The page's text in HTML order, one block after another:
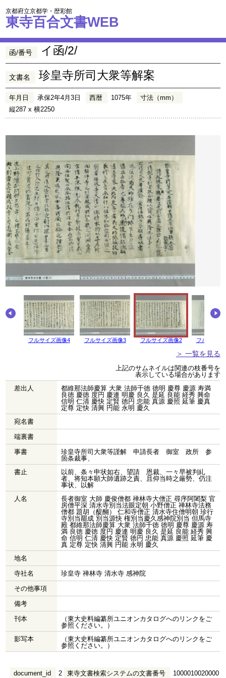
京都府立京都学・歴彩館
東寺百合文書WEB
函/番号 イ函/2/
文書名 珍皇寺所司大衆等解案
年月日 承保2年4月3日 西暦 1075年
寸法（mm）
縦287 x 横2250
フルサイズ画像4 フルサイズ画像3 フルサイズ画像2 フルサイズ
＞ 一覧を見る
上記のサムネイルは関連の枝番号を
表示している場合があります
差出人
都維那法師慶算 大衆 法師千徳 徳明 慶尊 慶源 寿満
良徳 慶徳 度円 慶連 明慶 良久 是延 良能 経秀 興命
信明 仁清 慶快 定賢 徳円 忠能 真源 慶照 延筆 慶真
定尊 定快 清興 円能 永明 慶久
宛名書
端裏書
事書
珍皇寺所司大衆等謹解 申請長者 御室 政所 参
箇条裁事、
書止
以前、条々申状如右、望請 恩裁、一々早被判糺
者、将知本願大師遺跡之責、且仰当時之厳勢、仍注
事状、以解
人名
長者御室 大師 慶俊僧都 禅林寺大僧正 尋序阿闍梨 官
房僧平深 清水寺別当法眼定朝 小野僧正 禅林寺法務
僧都 題胡（醍醐） 仁和寺僧正 清水寺住僧明朝 珍行
寺別当罷成 別当源快 権別当慶久感神院別当 但馬寺
殿 都維那法師慶算 大衆 法師千徳 徳明 慶尊 慶源 寿
満 良徳 慶徳 度円 慶連 明慶 良久 是延 良能 経秀 興
命 信明 仁清 慶快 定賢 徳円 忠能 真源 慶照 延筆 慶
真 定尊 定快 清興 円能 永明 慶久
地名
寺社名
珍皇寺 禅林寺 清水寺 感神院
その他事項
備考
刊本
（東大史料編纂所ユニオンカタログへのリンクをご
参照ください。）
影写本
（東大史料編纂所ユニオンカタログへのリンクをご
参照ください。）
東寺文書検索システムの文書番号 1000010020000
document_id 2